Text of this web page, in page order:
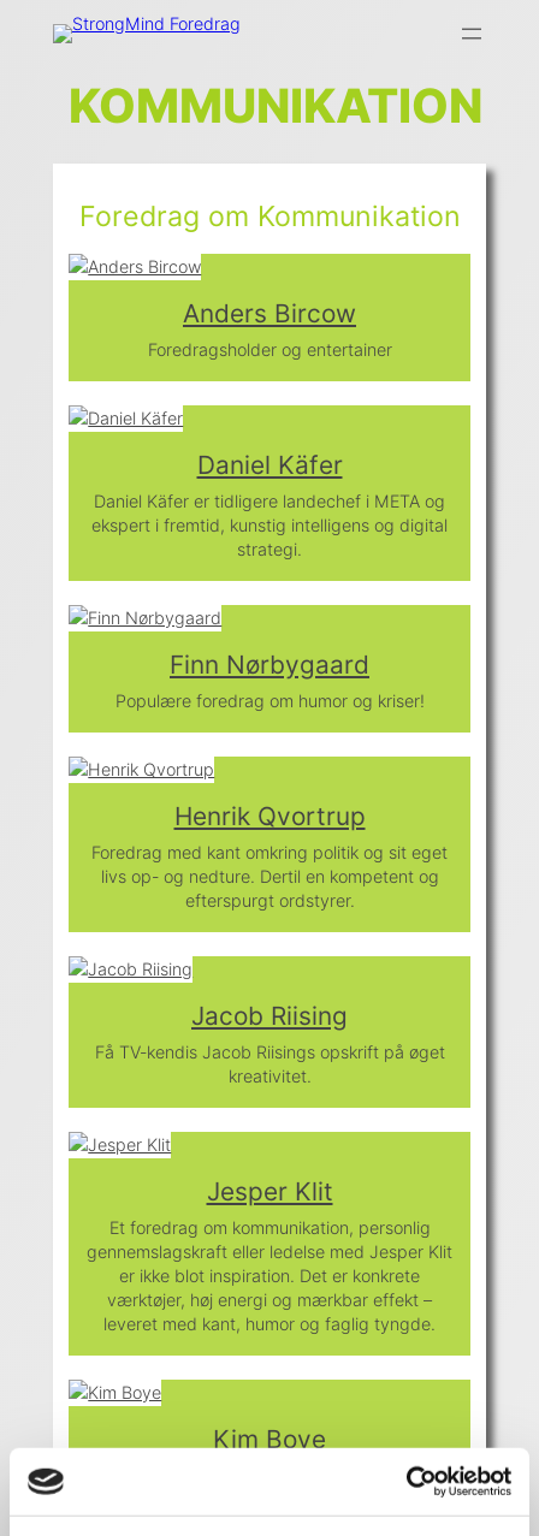
KOMMUNIKATION
Foredrag om Kommunikation
Anders Bircow
Foredragsholder og entertainer
Daniel Käfer
Daniel Käfer er tidligere landechef i META og
ekspert i fremtid, kunstig intelligens og digital
strategi.
Finn Nørbygaard
Populære foredrag om humor og kriser!
Henrik Qvortrup
Foredrag med kant omkring politik og sit eget
livs op- og nedture. Dertil en kompetent og
efterspurgt ordstyrer.
Jacob Riising
Få TV-kendis Jacob Riisings opskrift på øget
kreativitet.
Jesper Klit
Et foredrag om kommunikation, personlig
gennemslagskraft eller ledelse med Jesper Klit
er ikke blot inspiration. Det er konkrete
værktøjer, høj energi og mærkbar effekt –
leveret med kant, humor og faglig tyngde.
Kim Boye
Tag kontrol over jeres egne liv og bliv en bedre
virksomhed. Styrk medarbejdernes mentale
sundhed og trivsel